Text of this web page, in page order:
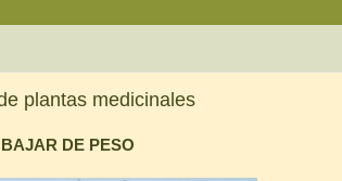
plantas medicinales
DE PESO